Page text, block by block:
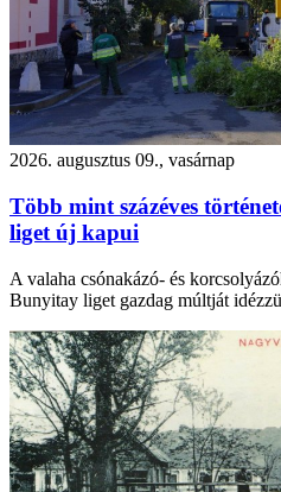
2026. augusztus 09., vasárnap
Több mint százéves
liget új kapui
A valaha csónakázó- és
Bunyitay liget gazdag múltját